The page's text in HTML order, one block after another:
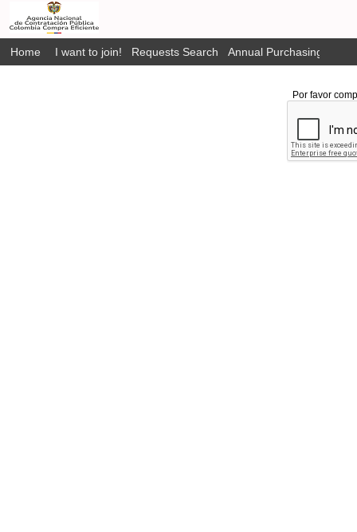
Home I want to join! Requests Search Annual Purchasing Plan
Por favor